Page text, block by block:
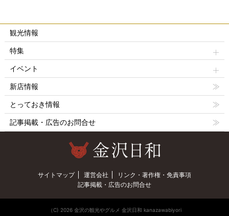
観光情報
特集
イベント
新店情報
とっておき情報
記事掲載・広告のお問合せ
サイトマップ 運営会社
リンク・著作権・免責事項
記事掲載・広告のお問合せ
（C) 2026 金沢の観光やグルメ 金沢日和 kanazawabiyori